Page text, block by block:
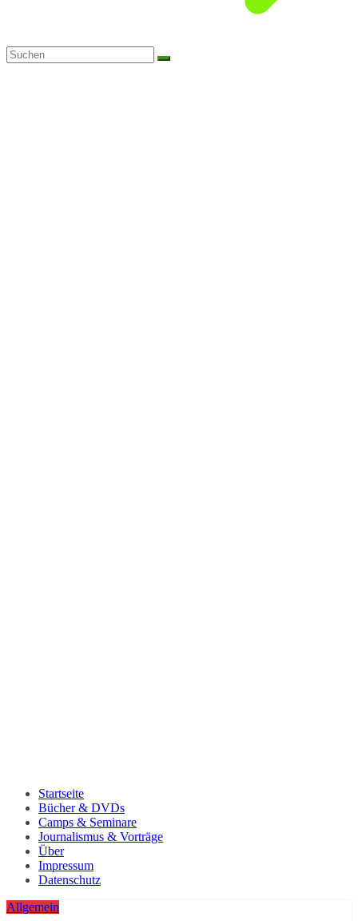
Startseite
Bücher & DVDs
Camps & Seminare
Journalismus & Vorträge
Über
Impressum
Datenschutz
Allgemein